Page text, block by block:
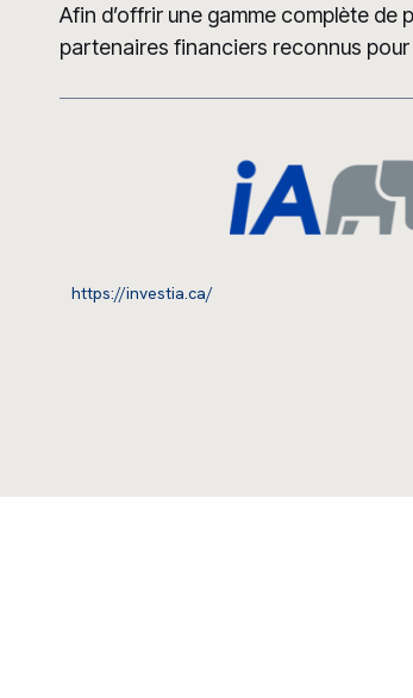
Afin d’offrir une gamme complète de
partenaires financiers reconnus
https://investia.ca/